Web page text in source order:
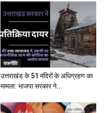
राजनीति
उत्तराखंड के 51 मंदिरों के अधिग्रहण का
मामला: भाजपा सरकार ने...